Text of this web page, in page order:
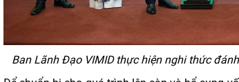
Ban Lãnh Đạo VIMID thực hiện nghi thức